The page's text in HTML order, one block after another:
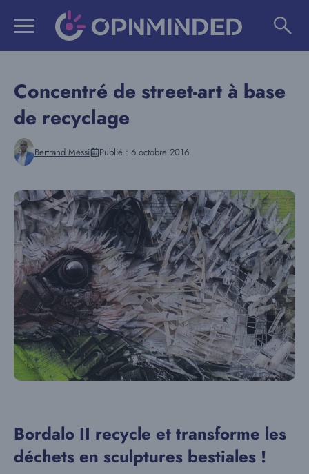
Concentré de street-art à base
de recyclage
Bertrand Messi Publié : 6 octobre 2016
Bordalo II recycle et transforme les
déchets en sculptures bestiales !